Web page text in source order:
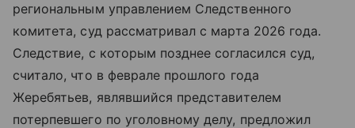
региональным управлением Следственного
комитета, суд рассматривал с марта 2026 года.
Следствие, с которым позднее согласился суд,
считало, что в феврале прошлого года
Жеребятьев, являвшийся представителем
потерпевшего по уголовному делу, предложил